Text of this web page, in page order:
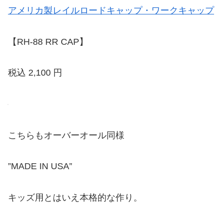
アメリカ製レイルロードキャップ・ワークキャップ
【RH-88 RR CAP】
税込 2,100 円
こちらもオーバーオール同様
”MADE IN USA”
キッズ用とはいえ本格的な作り。